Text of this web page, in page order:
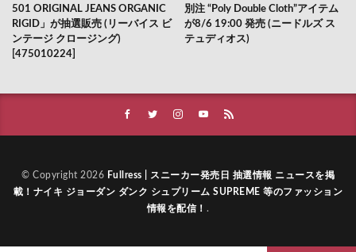
501 ORIGINAL JEANS ORGANIC
RIGID」が抽選販売 (リーバイス ビ
ンテージ クロージング)
[475010224]
別注 “Poly Double Cloth”アイテム
が8/6 19:00 発売 (ニードルズ ス
テュディオス)
© Copyright 2026 Fullress | スニーカー発売日 抽選情報 ニュースを掲
載！ナイキ ジョーダン ダンク シュプリーム SUPREME 等のファッション
情報を配信！ .